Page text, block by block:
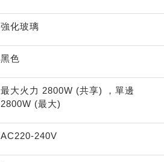
強化玻璃
黑色
最大火力 2800W (共享) ，單邊
2800W (最大)
AC220-240V